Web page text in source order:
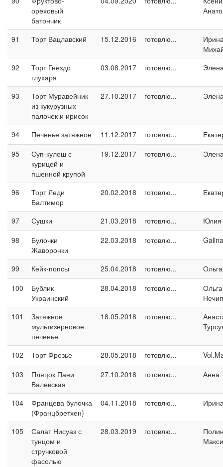
ореховый
батончик
91 Торт Вацлавский 15.12.2016 готовлю...
92
Торт Гнездо
глухаря
03.08.2017 готовлю...
93
Торт Муравейник
из кукурузных
палочек и ирисок
27.10.2017 готовлю...
94 Печенье затяжное 11.12.2017 готовлю...
95
Суп-кулеш с
курицей и
пшенной крупой
19.12.2017 готовлю...
96
Торт Леди
Балтимор
20.02.2018 готовлю...
97 Сушки 21.03.2018 готовлю...
Юлия
98
Булочки
Жаворонки
22.03.2018 готовлю...
99 Кейк-попсы 25.04.2018 готовлю...
100
Бублик
Украинский
28.04.2018 готовлю...
Ольга
101
Затяжное
мультизерновое
печенье
18.05.2018 готовлю...
102 Торт Фрезье 28.05.2018 готовлю...
103
Пляцок Пани
Валевская
27.10.2018 готовлю... Анна
104
Францева булочка
(Францбретхен)
04.11.2018 готовлю...
105
Салат Нисуаз с
тунцом и
стручковой
фасолью
28.03.2019 готовлю...